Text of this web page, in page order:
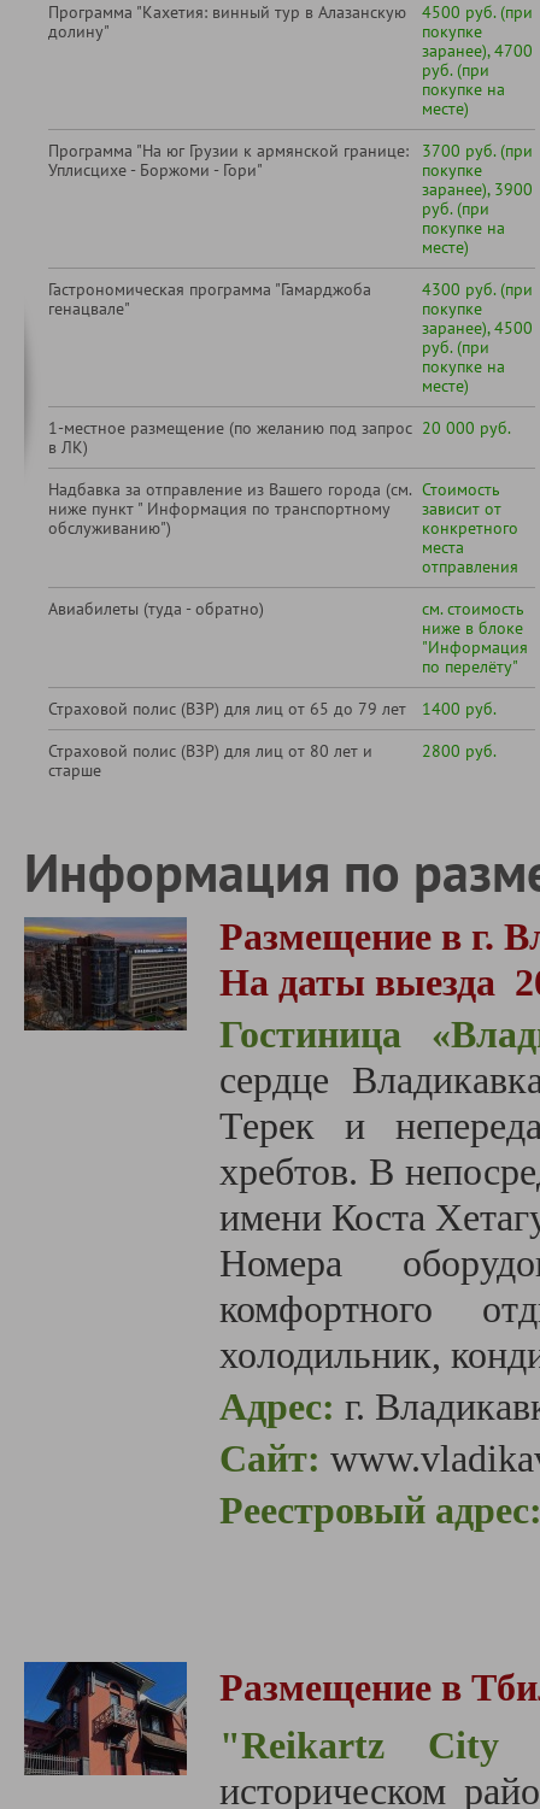
Программа "Кахетия: винный тур в Алазанскую
долину"
4500 руб. (при
покупке
заранее), 4700
руб. (при
покупке на
месте)
Программа "На юг Грузии к армянской границе:
Уплисцихе - Боржоми - Гори"
3700 руб. (при
покупке
заранее), 3900
руб. (при
покупке на
месте)
Гастрономическая программа "Гамарджоба
генацвале"
4300 руб. (при
покупке
заранее), 4500
руб. (при
покупке на
месте)
1-местное размещение (по желанию под запрос
в ЛК)
20 000 руб.
Надбавка за отправление из Вашего города (см.
ниже пункт " Информация по транспортному
обслуживанию")
Стоимость
зависит от
конкретного
места
отправления
Авиабилеты (туда - обратно)
см. стоимость
ниже в блоке
"Информация
по перелёту"
Страховой полис (ВЗР) для лиц от 65 до 79 лет
1400 руб.
Страховой полис (ВЗР) для лиц от 80 лет и
старше
2800 руб.
Информация по
Размещение в г.
На даты выезда
Гостиница
сердце
Терек и
хребтов. В
имени Коста
Номера
комфортного
холодильник,
Адрес: г.
Сайт:
Реестровый
Размещение в
"Reikartz City
историческом